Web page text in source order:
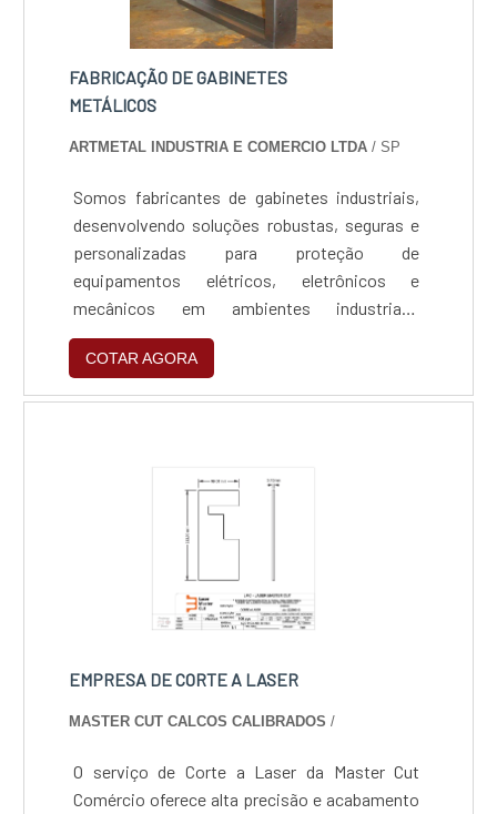
FABRICAÇÃO DE GABINETES
METÁLICOS
ARTMETAL INDUSTRIA E COMERCIO LTDA / SP
Somos fabricantes de gabinetes industriais,
desenvolvendo soluções robustas, seguras e
personalizadas para proteção de
equipamentos elétricos, eletrônicos e
mecânicos em ambientes industriais.
Produzimos gabinetes metálicos com alta
durabilidade, resistência e qualidade, utilizando
materiais como aço carbono, aço metálico e
COTAR AGORA
EMPRESA DE CORTE A LASER
MASTER CUT CALCOS CALIBRADOS /
O serviço de Corte a Laser da Master Cut
Comércio oferece alta precisão e acabamento